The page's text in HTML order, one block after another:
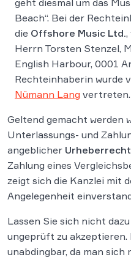
geht diesmal um das
Beach“. Bei der
die Offshore Music Ltd.,
Herrn Torsten Stenzel,
English Harbour, 0001
Rechteinhaberin wurde
Nümann Lang vertreten.
Geltend gemacht werden
Unterlassungs- und
angeblicher
Zahlung eines
zeigt sich die Kanzlei mit
Angelegenheit
Lassen Sie sich nicht
ungeprüft zu
unabdingbar, da man sich